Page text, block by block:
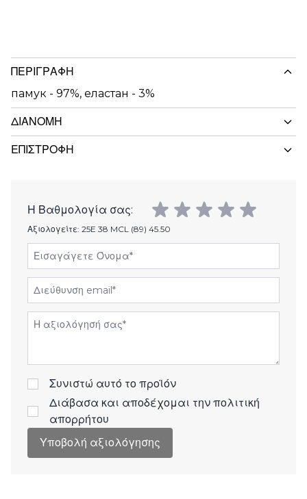
ΠΕΡΙΓΡΑΦΉ
памук - 97%, еластан - 3%
ΔΙΑΝΟΜΉ
ΕΠΙΣΤΡΟΦΉ
Η Βαθμολογία σας:
Αξιολογείτε: 25E 38 MCL (89) 45.50
Εισαγάγετε Όνομα
Διεύθυνση email
Αξιολόγηση
Συνιστώ αυτό το προϊόν
Διάβασα και αποδέχομαι την πολιτική
απορρήτου
Υποβολή αξιολόγησης